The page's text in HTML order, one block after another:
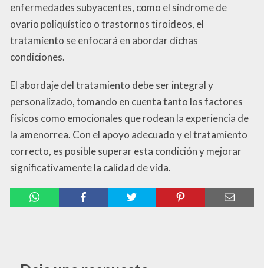
enfermedades subyacentes, como el síndrome de
ovario poliquístico o trastornos tiroideos, el
tratamiento se enfocará en abordar dichas
condiciones.
El abordaje del tratamiento debe ser integral y
personalizado, tomando en cuenta tanto los factores
físicos como emocionales que rodean la experiencia de
la amenorrea. Con el apoyo adecuado y el tratamiento
correcto, es posible superar esta condición y mejorar
significativamente la calidad de vida.